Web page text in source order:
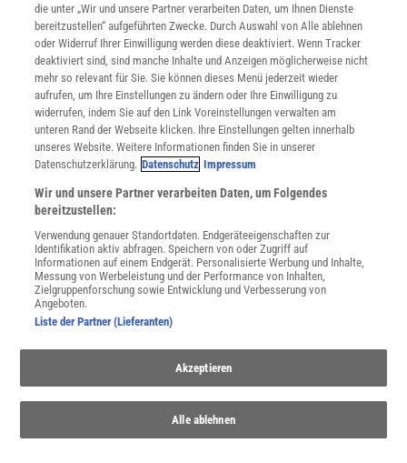
Mediadaten
Datenschutz
Nutzungsbedingungen
Cookie-Einstellungen
Utiq verwalten
Nutzungsbasierte Onlinewerbung
Alle Artikel
Impressum
Angebote für Schulen
Angebote für Institutionen
Sprachen lernen mit Gymglish
Lexika
Für Spektrum schreiben
Zugänglichkeitserklärung
WEBSEITEN
KielSCN
Wissenschaft in die Schulen
SciLogs
die unter „Wir und unsere Partner verarbeiten Daten, um Ihnen Dienste
bereitzustellen“ aufgeführten Zwecke. Durch Auswahl von Alle ablehnen
oder Widerruf Ihrer Einwilligung werden diese deaktiviert. Wenn Tracker
deaktiviert sind, sind manche Inhalte und Anzeigen möglicherweise nicht
mehr so relevant für Sie. Sie können dieses Menü jederzeit wieder
aufrufen, um Ihre Einstellungen zu ändern oder Ihre Einwilligung zu
widerrufen, indem Sie auf den Link Voreinstellungen verwalten am
unteren Rand der Webseite klicken. Ihre Einstellungen gelten innerhalb
unseres Website. Weitere Informationen finden Sie in unserer
Datenschutzerklärung. Datenschutz Impressum
Wir und unsere Partner verarbeiten Daten, um Folgendes
bereitzustellen:
Verwendung genauer Standortdaten. Endgeräteeigenschaften zur
Identifikation aktiv abfragen. Speichern von oder Zugriff auf
Informationen auf einem Endgerät. Personalisierte Werbung und Inhalte,
Messung von Werbeleistung und der Performance von Inhalten,
Zielgruppenforschung sowie Entwicklung und Verbesserung von
Angeboten.
Liste der Partner (Lieferanten)
Akzeptieren
Alle ablehnen